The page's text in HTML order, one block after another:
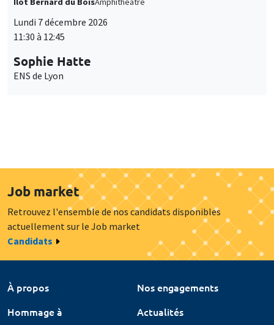
Lundi 7 décembre 2026
11:30 à 12:45
Sophie Hatte
ENS de Lyon
Job market
Retrouvez l'ensemble de nos candidats disponibles
actuellement sur le Job market
Candidats
À propos
Nos engagements
Hommage à
Actualités